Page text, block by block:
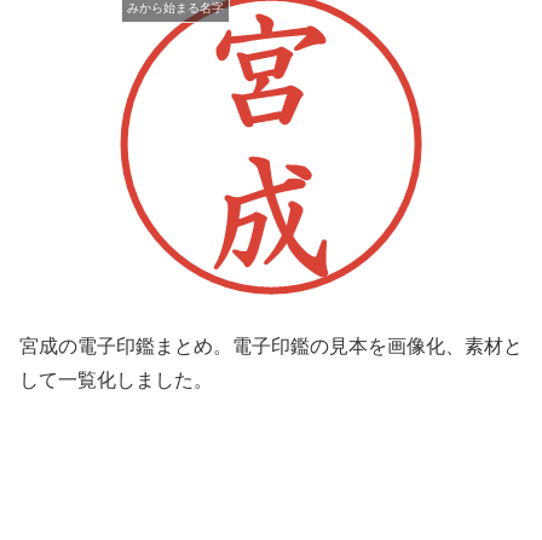
みから始まる名字
宮成の電子印鑑まとめ。電子印鑑の見本を画像化、素材と
して一覧化しました。